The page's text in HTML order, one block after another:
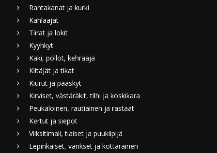
Rantakanat ja kurki
Kahlaajat
Tiirat ja lokit
Kyyhkyt
Käki, pöllöt, kehrääjä
Kiitäjät ja tikat
Kiurut ja pääskyt
Kirviset, västäräkit, tilhi ja koskikara
Peukaloinen, rautiainen ja rastaat
Kertut ja siepot
Viiksitimali, tiaiset ja puukiipijä
Lepinkäiset, varikset ja kottarainen